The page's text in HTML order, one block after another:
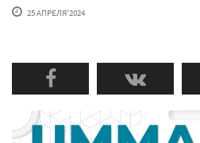
25 АПРЕЛЯ'2024